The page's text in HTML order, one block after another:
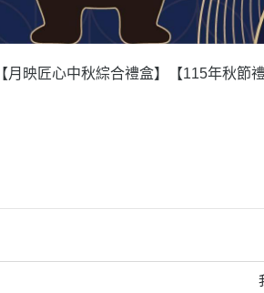
【月映匠心中秋綜合禮盒】 【115年秋節